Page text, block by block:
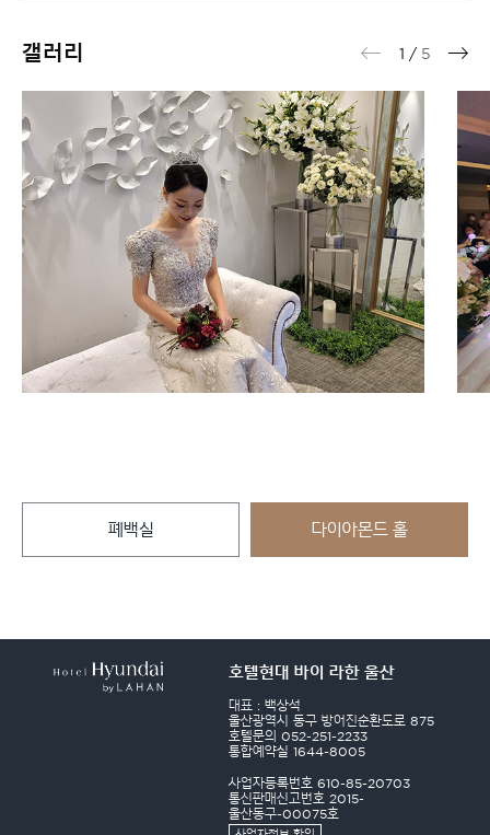
갤러리 1 / 5
폐백실 다이아몬드 홀
호텔현대 바이 라한 울산
대표 : 백상석
울산광역시 동구 방어진순환도로 875
호텔문의 052-251-2233
통합예약실 1644-8005
사업자등록번호 610-85-20703
통신판매신고번호 2015-
울산동구-00075호